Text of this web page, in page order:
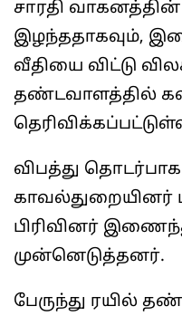
சாரதி
இழந்ததாகவும்,
வீதியை விட்டு
தண்டவாளத்தில்
விபத்து
காவல்துறையினர்
பிரிவினர்
முன்னெடுத்தனர்.
பேருந்து ரயில்